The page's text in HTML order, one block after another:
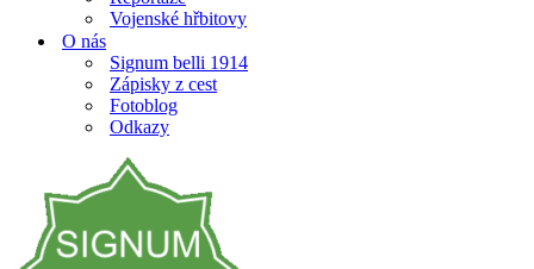
Vojenské hřbitovy
O nás
Signum belli 1914
Zápisky z cest
Fotoblog
Odkazy